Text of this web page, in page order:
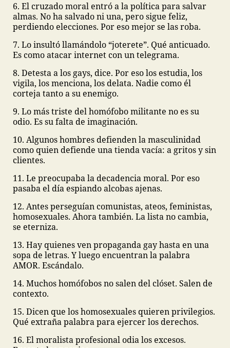
6. El cruzado moral entró a la política para salvar
almas. No ha salvado ni una, pero sigue feliz,
perdiendo elecciones. Por eso mejor se las roba.
7. Lo insultó llamándolo “joterete”. Qué anticuado.
Es como atacar internet con un telegrama.
8. Detesta a los gays, dice. Por eso los estudia, los
vigila, los menciona, los delata. Nadie como él
corteja tanto a su enemigo.
9. Lo más triste del homófobo militante no es su
odio. Es su falta de imaginación.
10. Algunos hombres defienden la masculinidad
como quien defiende una tienda vacía: a gritos y sin
clientes.
11. Le preocupaba la decadencia moral. Por eso
pasaba el día espiando alcobas ajenas.
12. Antes perseguían comunistas, ateos, feministas,
homosexuales. Ahora también. La lista no cambia,
se eterniza.
13. Hay quienes ven propaganda gay hasta en una
sopa de letras. Y luego encuentran la palabra
AMOR. Escándalo.
14. Muchos homófobos no salen del clóset. Salen de
contexto.
15. Dicen que los homosexuales quieren privilegios.
Qué extraña palabra para ejercer los derechos.
16. El moralista profesional odia los excesos.